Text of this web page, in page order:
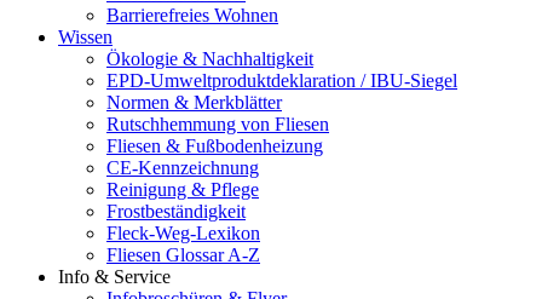
Barrierefreies Wohnen
Wissen
Ökologie & Nachhaltigkeit
EPD-Umweltproduktdeklaration / IBU-Siegel
Normen & Merkblätter
Rutschhemmung von Fliesen
Fliesen & Fußbodenheizung
CE-Kennzeichnung
Reinigung & Pflege
Frostbeständigkeit
Fleck-Weg-Lexikon
Fliesen Glossar A-Z
Info & Service